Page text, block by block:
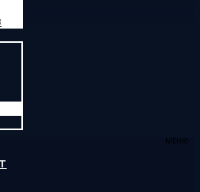
МЕНЮ